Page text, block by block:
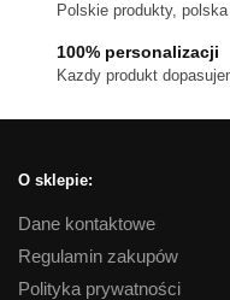
Polskie produkty,
100% personalizacji
Kazdy produkt
O sklepie:
Dane kontaktowe
Regulamin zakupów
Polityka prywatności